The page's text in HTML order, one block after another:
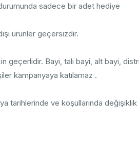
sadece bir adet hediye
ürünler geçersizdir.
geçerlidir. Bayi, tali bayi, alt bayi,
kampanyaya katılamaz .
tarihlerinde ve koşullarında değişiklik